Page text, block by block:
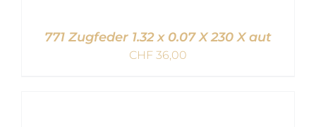
771 Zugfeder 1.32 x 0.07 X 230 X aut
CHF 36,00